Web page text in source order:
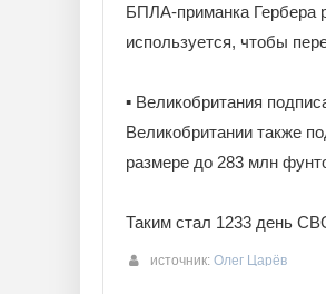
БПЛА-приманка Гербера
используется, чтобы
▪️ Великобритания
Великобритании также
размере до 283 млн
Таким стал 1233 день
источник: Олег Царёв